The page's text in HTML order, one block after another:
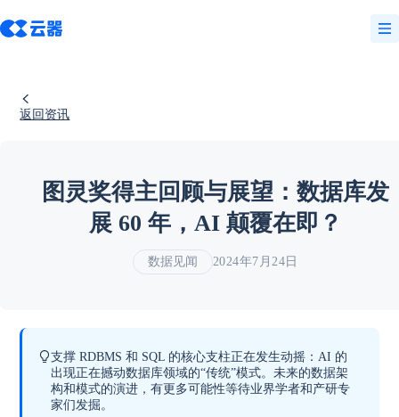
返回资讯
图灵奖得主回顾与展望：数据库发
展 60 年，AI 颠覆在即？
数据见闻 2024年7月24日
支撑 RDBMS 和 SQL 的核心支柱正在发生动摇：AI 的
出现正在撼动数据库领域的“传统”模式。未来的数据架
构和模式的演进，有更多可能性等待业界学者和产研专
家们发掘。